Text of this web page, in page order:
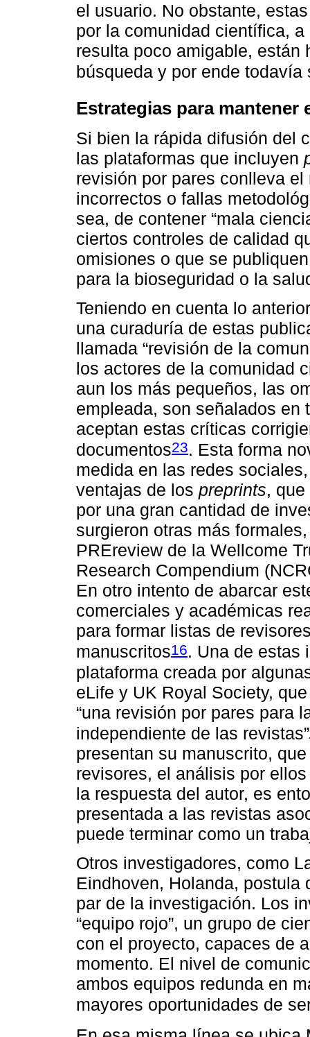
el usuario. No obstante,
por la comunidad científica,
resulta poco amigable, están
búsqueda y por ende
Estrategias para mantener
Si bien la rápida difusión del
las plataformas que incluyen
revisión por pares conlleva
incorrectos o fallas
sea, de contener “mala
ciertos controles de calidad
omisiones o que se
para la bioseguridad o la
Teniendo en cuenta lo
una curaduría de estas
llamada “revisión de la
los actores de la comunidad
aun los más pequeños, las
empleada, son señalados en
aceptan estas críticas
documentos23. Esta forma
medida en las redes
ventajas de los preprints,
por una gran cantidad de
surgieron otras más
PREreview de la Wellcome
Research Compendium
En otro intento de abarcar
comerciales y académicas
para formar listas de
manuscritos16. Una de estas
plataforma creada por
eLife y UK Royal Society,
“una revisión por pares para
independiente de las revistas”
presentan su manuscrito,
revisores, el análisis por
la respuesta del autor, es
presentada a las revistas
puede terminar como un
Otros investigadores, como
Eindhoven, Holanda,
par de la investigación. Los
“equipo rojo”, un grupo de
con el proyecto, capaces de
momento. El nivel de
ambos equipos redunda en
mayores oportunidades de